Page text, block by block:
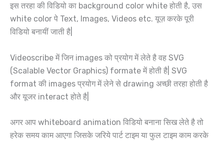
इस तरहा की विडियो का background color white होती है, उस
white color पे Text, Images, Videos etc. यूज़ करके पूरी
विडियो बनायीं जाती है|
Videoscribe में जिन images को प्रयोग में लेते है वह SVG
(Scalable Vector Graphics) formate में होती है| SVG
format की images प्रयोग में लेने से drawing अच्छी तरहा होती है
और यूजर interact होते है|
अगर आप whiteboard animation विडियो बनाना सिख लेते है तो
हरेक समय काम आएगा जिसके जरिये पार्ट टाइम या फुल टाइम काम करके